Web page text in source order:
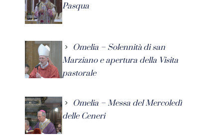
Pasqua
Omelia – Solennità di san
Marziano e apertura della Visita
pastorale
Omelia – Messa del Mercoledì
delle Ceneri